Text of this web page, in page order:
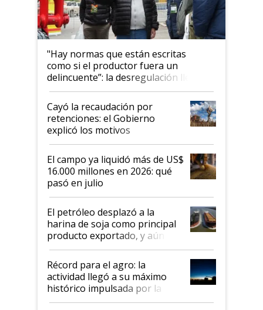
"Hay normas que están escritas
como si el productor fuera un
delincuente”: la desregulación llegó
al Congreso Aapresid y hasta se
habló del financiamiento al IPCVA
Cayó la recaudación por
retenciones: el Gobierno
explicó los motivos
El campo ya liquidó más de US$
16.000 millones en 2026: qué
pasó en julio
El petróleo desplazó a la
harina de soja como principal
producto exportado, y aún así
el agro aportó casi seis de cada
diez dólares y sostuvo el
liderazgo en un semestre
récord
Récord para el agro: la
actividad llegó a su máximo
histórico impulsada por la
cosecha y las exportaciones